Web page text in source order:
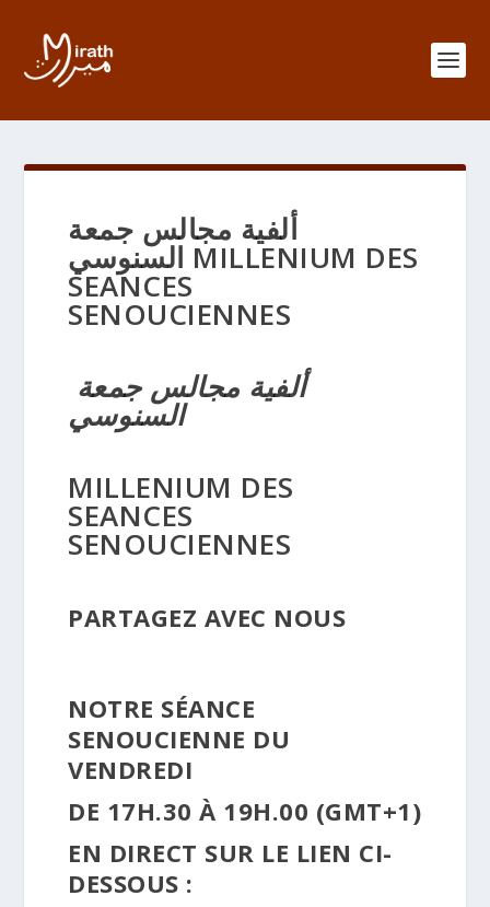
ألفية مجالس جمعة
السنوسي MILLENIUM DES
SEANCES
SENOUCIENNES
السنوسي
MILLENIUM DES
SEANCES
SENOUCIENNES
PARTAGEZ AVEC NOUS
NOTRE SÉANCE
SENOUCIENNE DU
VENDREDI
DE 17H.30 À 19H.00 (GMT+1)
EN DIRECT SUR LE LIEN CI-
DESSOUS :